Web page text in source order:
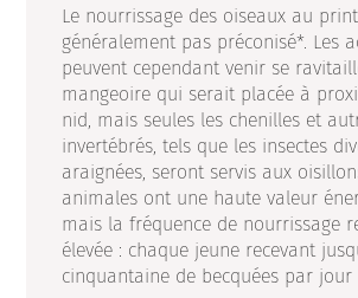
Le nourrissage des oiseaux au
généralement pas préconisé*. Les
peuvent cependant venir se
mangeoire qui serait placée à
nid, mais seules les chenilles et
invertébrés, tels que les insectes
araignées, seront servis aux
animales ont une haute valeur
mais la fréquence de nourrissage
élevée : chaque jeune recevant
cinquantaine de becquées par jour